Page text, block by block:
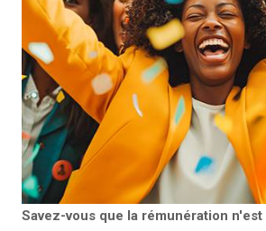
Savez-vous que la rémunération